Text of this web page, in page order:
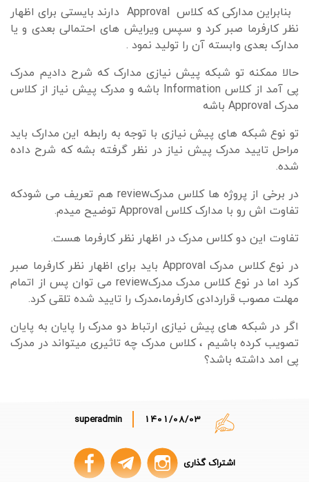
بنابراین مدارکی که کلاس Approval دارند بایستی برای اظهار
نظر کارفرما صبر کرد و سپس ویرایش های احتمالی بعدی و یا
مدارک بعدی وابسته آن را تولید نمود .
حالا ممکنه تو شبکه پیش نیازی مدارک که شرح دادیم مدرک
پی آمد از کلاس Information باشه و مدرک پیش نیاز از کلاس
مدرک Approval باشه
تو نوع شبکه های پیش نیازی با توجه به رابطه این مدارک باید
مراحل تایید مدرک پیش نیاز در نظر گرفته بشه که شرح داده
شده.
در برخی از پروژه ها کلاس مدرکreview هم تعریف می شودکه
تفاوت اش رو با مدارک کلاس Approvalتوضیح میدم.
تفاوت این دو کلاس مدرک در اظهار نظر کارفرما هست.
در نوع کلاس مدرک Approval باید برای اظهار نظر کارفرما صبر
کرد اما در نوع کلاس مدرک مدرکreview می توان پس از اتمام
مهلت مصوب قراردادی کارفرما،مدرک را تایید شده تلقی کرد.
اگر در شبکه های پیش نیازی ارتباط دو مدرک را پایان به پایان
تصویب کرده باشیم ، کلاس مدرک چه تاثیری میتواند در مدرک
پی امد داشته باشد؟
1401/08/03
superadmin
اشتراک گذاری